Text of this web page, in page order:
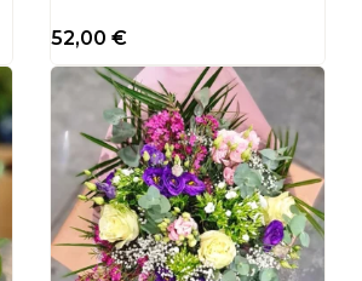
52,00 €